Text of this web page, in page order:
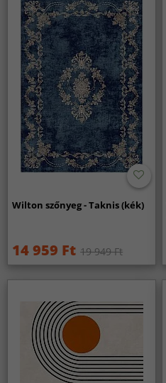
Wilton szőnyeg - Taknis (kék)
14 959 Ft 19 949 Ft